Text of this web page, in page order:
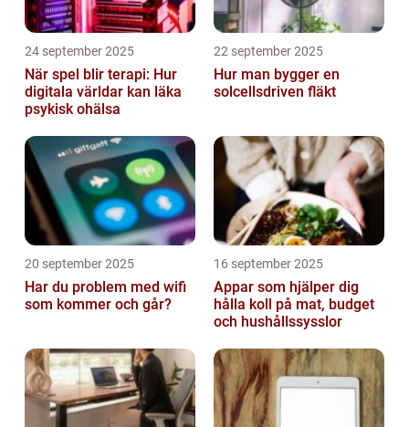
24 september 2025
När spel blir terapi: Hur
digitala världar kan läka
psykisk ohälsa
22 september 2025
Hur man bygger en
solcellsdriven fläkt
20 september 2025
Har du problem med wifi
som kommer och går?
16 september 2025
Appar som hjälper dig
hålla koll på mat, budget
och hushållssysslor